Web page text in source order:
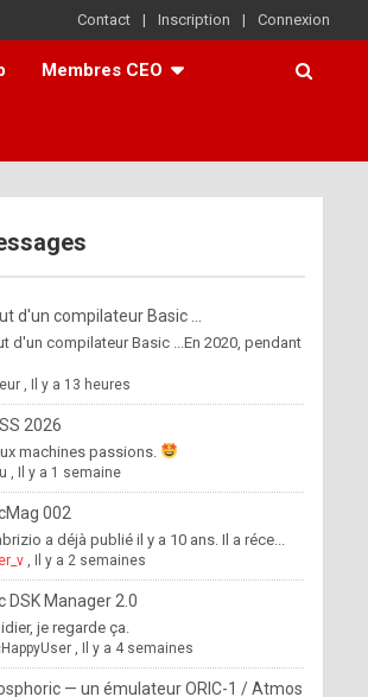
Contact Inscription Connexion
Membres CEO
d'un compilateur Basic ...
d'un compilateur Basic ...En 2020, pendant
, Il y a 13 heures
2026
machines passions.
, Il y a 1 semaine
002
a déjà publié il y a 10 ans. Il a réce...
, Il y a 2 semaines
DSK Manager 2.0
je regarde ça.
, Il y a 4 semaines
— un émulateur ORIC-1 / Atmos